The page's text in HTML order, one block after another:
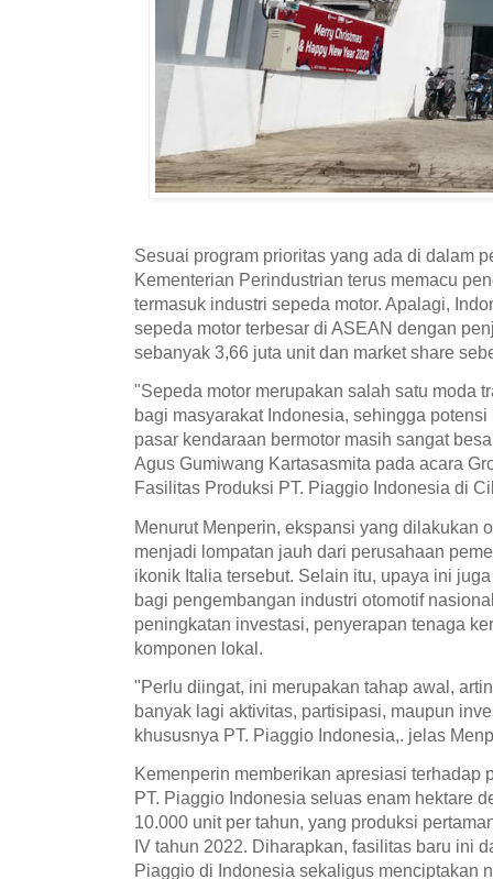
Sesuai program prioritas yang ada di dalam
Kementerian Perindustrian terus memacu
termasuk industri sepeda motor. Apalagi,
sepeda motor terbesar di ASEAN dengan
sebanyak 3,66 juta unit dan market share
"Sepeda motor merupakan salah satu moda
bagi masyarakat Indonesia, sehingga
pasar kendaraan bermotor masih sangat
Agus Gumiwang Kartasasmita pada acara
Fasilitas Produksi PT. Piaggio Indonesia di
Menurut Menperin, ekspansi yang dilakukan
menjadi lompatan jauh dari perusahaan
ikonik Italia tersebut. Selain itu, upaya ini
bagi pengembangan industri otomotif
peningkatan investasi, penyerapan tenaga
komponen lokal.
"Perlu diingat, ini merupakan tahap awal,
banyak lagi aktivitas, partisipasi, maupun
khususnya PT. Piaggio Indonesia,. jelas
Kemenperin memberikan apresiasi terhadap
PT. Piaggio Indonesia seluas enam hektare
10.000 unit per tahun, yang produksi
IV tahun 2022. Diharapkan, fasilitas baru ini
Piaggio di Indonesia sekaligus menciptakan